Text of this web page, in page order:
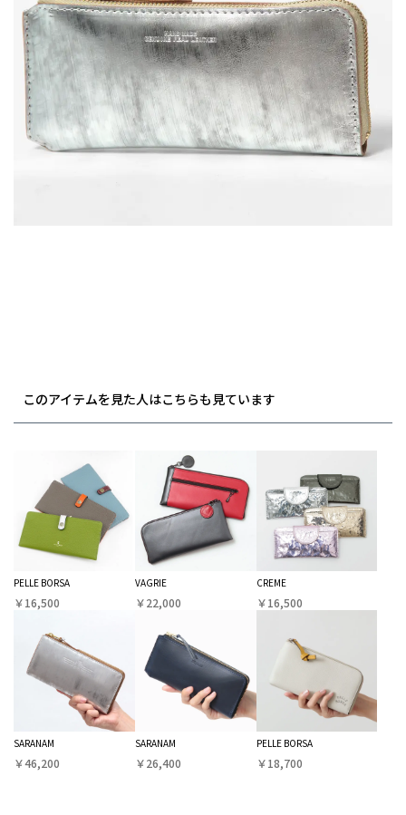
このアイテムを見た人はこちらも見ています
PELLE BORSA
￥16,500
VAGRIE
￥22,000
CREME
￥16,500
SARANAM
￥46,200
SARANAM
￥26,400
PELLE BORSA
￥18,700